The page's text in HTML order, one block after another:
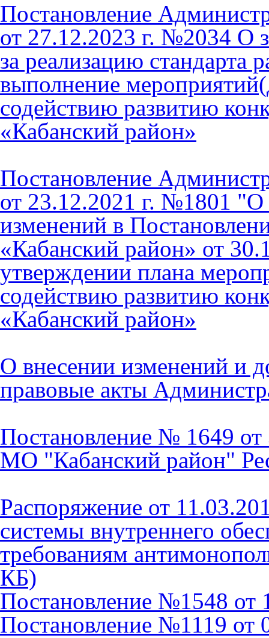
Постановление
от 27.12.2023 г. №2034 О
за реализацию стандарта
выполнение
содействию развитию
«Кабанский район»
Постановление
от 23.12.2021 г. №1801 "О
изменений в
«Кабанский район» от
утверждении плана
содействию развитию
«Кабанский район»
О внесении изменений и
правовые акты
Постановление № 1649
МО "Кабанский район"
Распоряжение от
системы внутреннего
требованиям
КБ)
Постановление №1548 от
Постановление №1119 от